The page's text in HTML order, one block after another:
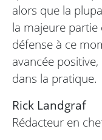
alors que la
la majeure
défense à ce
avancée
dans la pratique.
Rick Landgraf
Rédacteur en